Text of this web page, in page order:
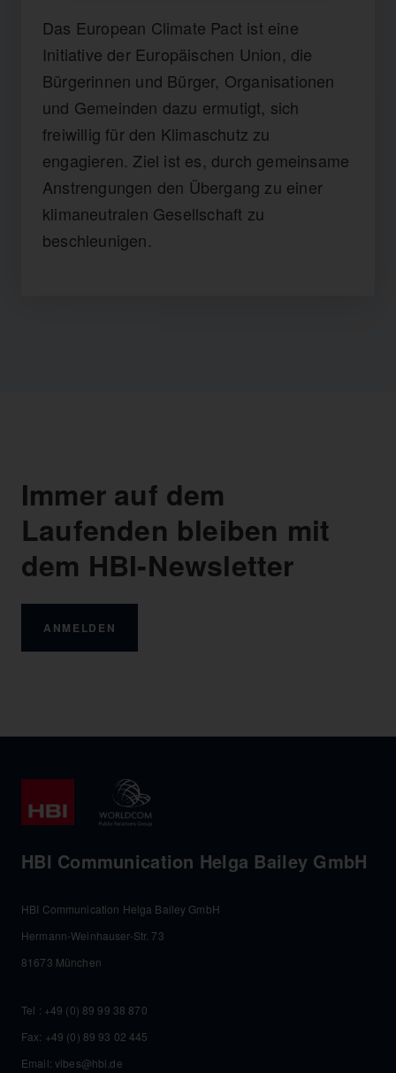
Das European Climate Pact ist eine
Initiative der Europäischen Union, die
Bürgerinnen und Bürger, Organisationen
und Gemeinden dazu ermutigt, sich
freiwillig für den Klimaschutz zu
engagieren. Ziel ist es, durch gemeinsame
Anstrengungen den Übergang zu einer
klimaneutralen Gesellschaft zu
beschleunigen.
Immer auf dem
Laufenden bleiben mit
dem HBI-Newsletter
ANMELDEN
HBI Communication Helga Bailey GmbH
HBI Communication Helga Bailey GmbH
Hermann-Weinhauser-Str. 73
81673 München
Tel : +49 (0) 89 99 38 870
Fax: +49 (0) 89 93 02 445
Email: vibes@hbi.de